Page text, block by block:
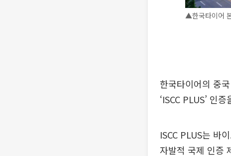
▲한국타이어
한국타이어의 중
‘ISCC PLUS’ 인
ISCC PLUS는 바
자발적 국제 인증